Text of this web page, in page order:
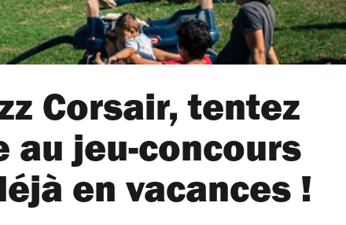
Corsair, tentez
au jeu-concours
en vacances !